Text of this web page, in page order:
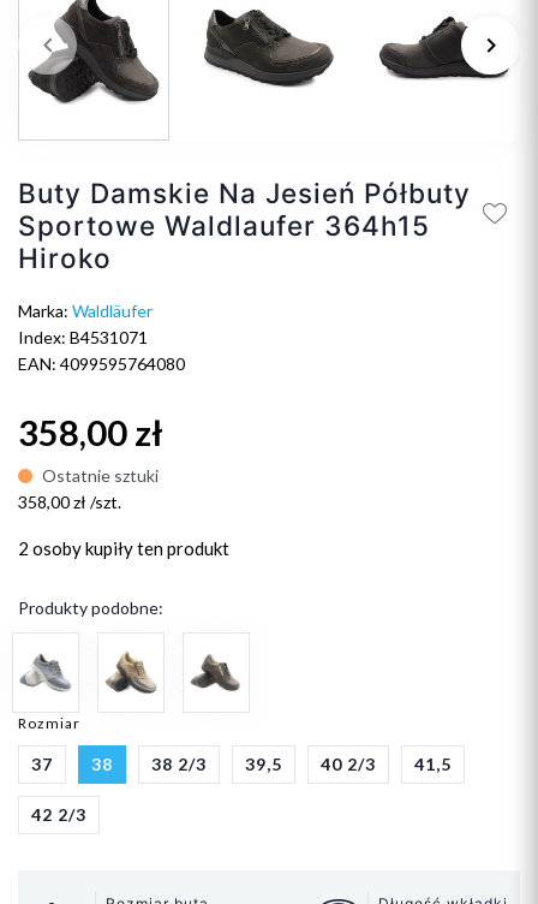
Poprzedni
keyboard_arrow_left keyboard_arrow_right
Buty Damskie Na Jesień Półbuty
Sportowe Waldlaufer 364h15
Hiroko
Marka: Waldläufer
Index: B4531071
EAN: 4099595764080
358,00 zł
Ostatnie sztuki
358,00 zł /szt.
2 osobykupiły ten produkt
Produkty podobne:
Rozmiar
37 38 38 2/3 39,5 40 2/3 41,5
42 2/3